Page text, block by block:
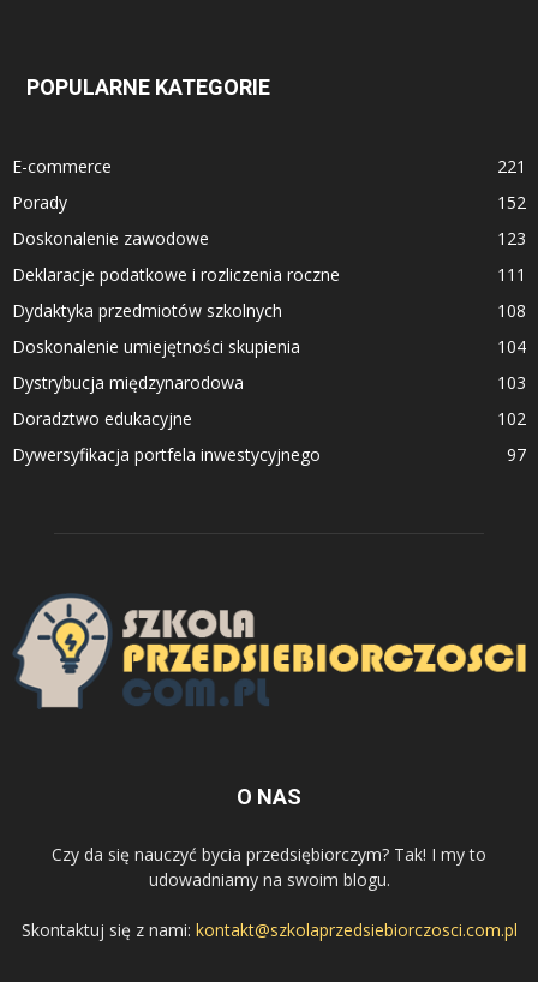
POPULARNE KATEGORIE
E-commerce
221
Porady
152
Doskonalenie zawodowe
123
Deklaracje podatkowe i rozliczenia roczne
111
Dydaktyka przedmiotów szkolnych
108
Doskonalenie umiejętności skupienia
104
Dystrybucja międzynarodowa
103
Doradztwo edukacyjne
102
Dywersyfikacja portfela inwestycyjnego
97
O NAS
Czy da się nauczyć bycia przedsiębiorczym? Tak! I my to
udowadniamy na swoim blogu.
Skontaktuj się z nami: kontakt@szkolaprzedsiebiorczosci.com.pl